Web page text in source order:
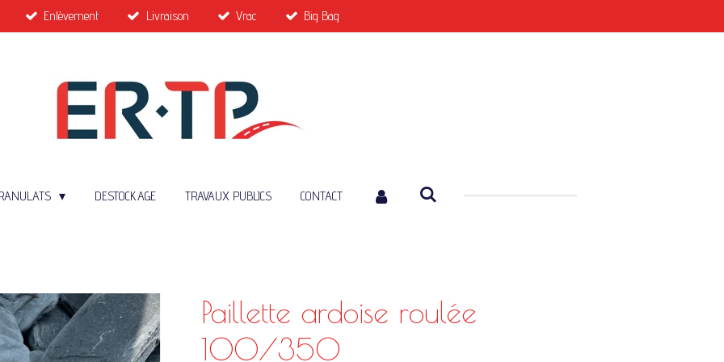
Enlèvement Livraison Vrac Big Bag
DESTOCKAGE TRAVAUX PUBLICS CONTACT
Paillette ardoise roulée
100/350